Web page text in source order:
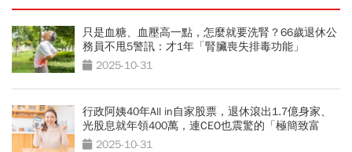
只是血糖、血壓高一點，怎麼就要洗腎？66歲退休公
務員不甩5警訊：才1年「腎臟喪失排毒功能」
2025-10-31
行政阿姨40年All in自家股票，退休滾出1.7億身家、
光股息就年領400萬，連CEO也震驚的「極簡致富
術」2025-10-31